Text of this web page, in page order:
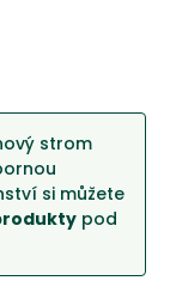
strom
si můžete
pod